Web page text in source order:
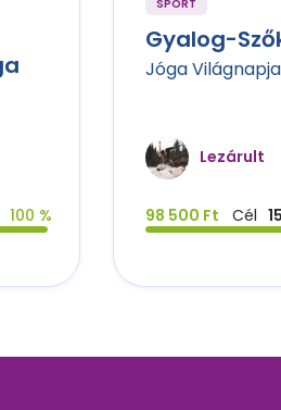
100 %
SPORT
Gyalog-
Jóga
Lezárult
98 500 Ft Cél